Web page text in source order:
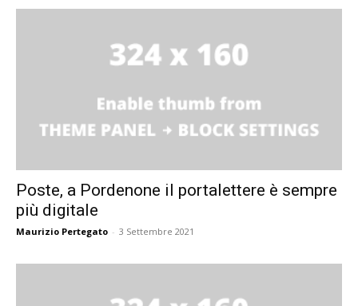
Poste, a Pordenone il portalettere è sempre
più digitale
Maurizio Pertegato - 3 Settembre 2021